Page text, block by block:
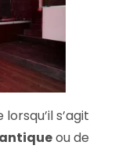
s’agit
ou de